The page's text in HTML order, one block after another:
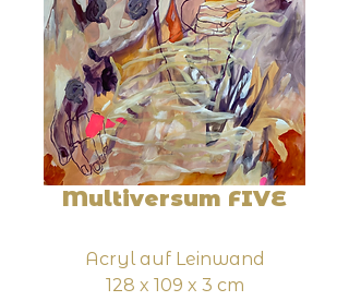
Multiversum FIVE
Acryl auf Leinwand
128 x 109 x 3 cm